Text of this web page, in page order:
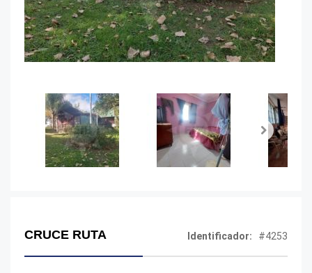
Next
CRUCE RUTA Identificador: #4253